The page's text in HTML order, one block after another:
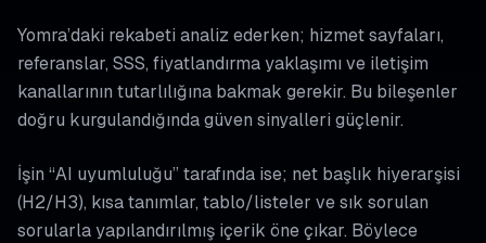
Yomra’daki rekabeti analiz ederken; hizmet sayfaları,
referanslar, SSS, fiyatlandırma yaklaşımı ve iletişim
kanallarının tutarlılığına bakmak gerekir. Bu bileşenler
doğru kurgulandığında güven sinyalleri güçlenir.
İşin “AI uyumluluğu” tarafında ise; net başlık hiyerarşisi
(H2/H3), kısa tanımlar, tablo/listeler ve sık sorulan
sorularla yapılandırılmış içerik öne çıkar. Böylece